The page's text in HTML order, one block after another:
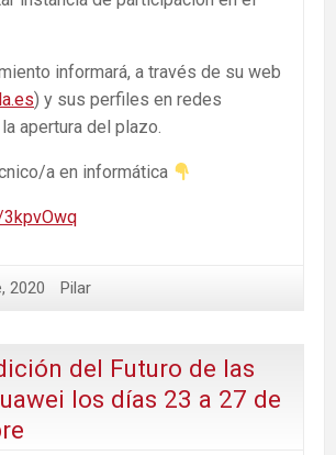
informará, a través de su web
) y sus perfiles en redes
apertura del plazo.
a en informática
2020 Pilar
del Futuro de las
los días 23 a 27 de